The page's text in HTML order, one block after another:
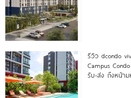
รีวิว dcondo
Campus
รับ-ส่ง ถึงหน้าม